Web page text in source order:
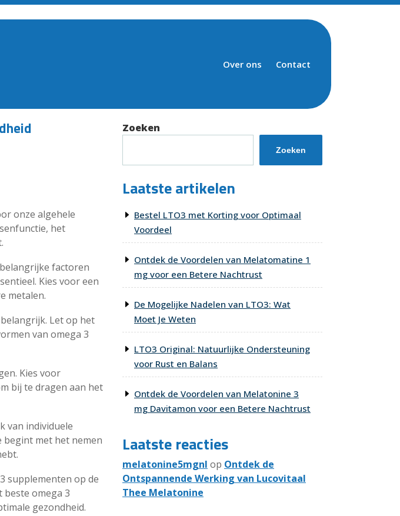
Over ons Contact
onze algehele
het
factoren
Kies voor een
metalen.
Let op het
van omega 3
Kies voor
bij te dragen aan het
van individuele
begint met het nemen
supplementen op de
omega 3
gezondheid.
Zoeken
Zoeken
Laatste artikelen
Bestel LTO3 met Korting voor Optimaal
Voordeel
Ontdek de Voordelen van Melatomatine 1
mg voor een Betere Nachtrust
De Mogelijke Nadelen van LTO3: Wat
Moet Je Weten
LTO3 Original: Natuurlijke Ondersteuning
voor Rust en Balans
Ontdek de Voordelen van Melatonine 3
mg Davitamon voor een Betere Nachtrust
Laatste reacties
melatonine5mgnl op Ontdek de
Ontspannende Werking van Lucovitaal
Thee Melatonine